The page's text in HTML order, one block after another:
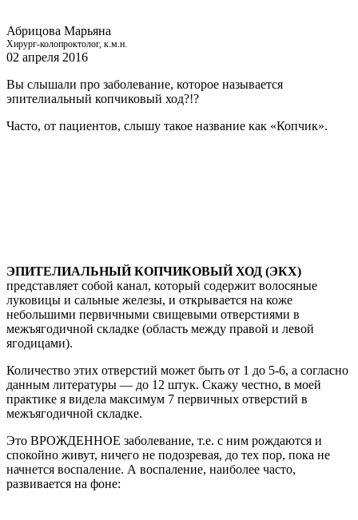
Абрицова Марьяна
Хирург-колопроктолог, к.м.н.
02 апреля 2016
Вы слышали про заболевание, которое называется
эпителиальный копчиковый ход?!?
Часто, от пациентов, слышу такое название как «Копчик».
ЭПИТЕЛИАЛЬНЫЙ КОПЧИКОВЫЙ ХОД (ЭКХ)
представляет собой канал, который содержит волосяные
луковицы и сальные железы, и открывается на коже
небольшими первичными свищевыми отверстиями в
межъягодичной складке (область между правой и левой
ягодицами).
Количество этих отверстий может быть от 1 до 5-6, а согласно
данным литературы — до 12 штук. Скажу честно, в моей
практике я видела максимум 7 первичных отверстий в
межъягодичной складке.
Это ВРОЖДЕННОЕ заболевание, т.е. с ним рождаются и
спокойно живут, ничего не подозревая, до тех пор, пока не
начнется воспаление. А воспаление, наиболее часто,
развивается на фоне: